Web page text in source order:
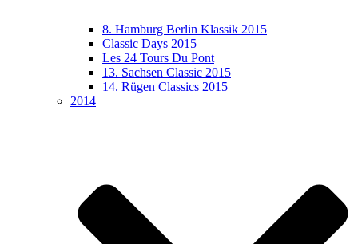
8. Hamburg Berlin Klassik 2015
Classic Days 2015
Les 24 Tours Du Pont
13. Sachsen Classic 2015
14. Rügen Classics 2015
2014